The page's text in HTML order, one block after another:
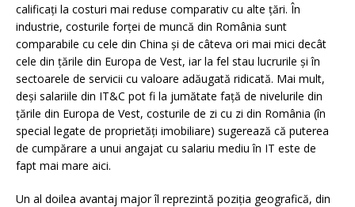
calificați la costuri mai reduse comparativ cu alte țări. În
industrie, costurile forței de muncă din România sunt
comparabile cu cele din China și de câteva ori mai mici decât
cele din ​​țările din Europa de Vest, iar la fel stau lucrurile și în
sectoarele de servicii cu valoare adăugată ridicată. Mai mult,
deși salariile din IT&C pot fi la jumătate față de nivelurile din
țările din Europa de Vest, costurile de zi cu zi din România (în
special legate de proprietăți imobiliare) sugerează că puterea
de cumpărare a unui angajat cu salariu mediu în IT este de
fapt mai mare aici.
Un al doilea avantaj major îl reprezintă poziția geografică, din